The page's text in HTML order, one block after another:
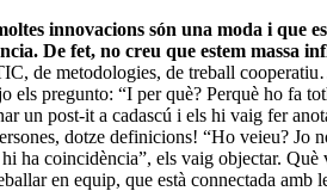
innovacions són una moda i que
De fet, no creu que estem massa
de metodologies, de treball
els pregunto: “I per què? Perquè ho fa
un post-it a cadascú i els hi vaig fer
dotze definicions! “Ho veieu? Jo
ha coincidència”, els vaig objectar.
en equip, que està connectada